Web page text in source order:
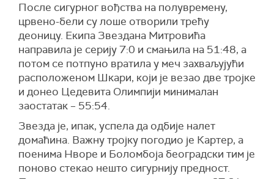
После сигурног вођства на полувремену,
црвено-бели су лоше отворили трећу
деоницу. Екипа Звездана Митровића
направила је серију 7:0 и смањила на 51:48, а
потом се потпуно вратила у меч захваљујући
расположеном Шкари, који је везао две тројке
и донео Цедевита Олимпији минималан
заостатак – 55:54.
Звезда је, ипак, успела да одбије налет
домаћина. Важну тројку погодио је Картер, а
поенима Нворе и Боломбоја београдски тим је
поново стекао нешто сигурнију предност.